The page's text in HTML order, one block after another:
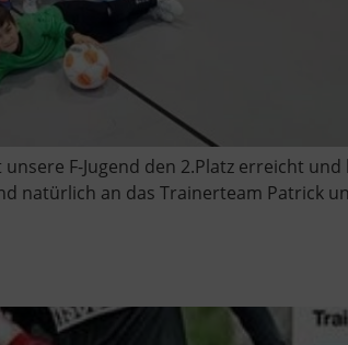
F-Jugend den 2.Platz erreicht
natürlich an das Trainerteam Patrick